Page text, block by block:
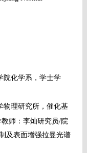
院化学系，学士学
物理研究所，催化基
师：李灿研究员/院
及表面增强拉曼光谱